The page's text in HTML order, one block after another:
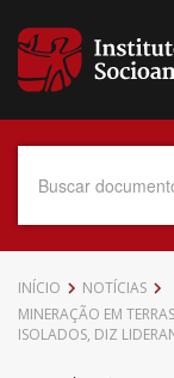
para
conteúdo
Data do Documento
INÍCIO
NOTÍCIAS
MINERAÇÃO EM
ISOLADOS, DIZ